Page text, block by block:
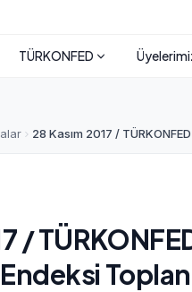
TÜRKONFED
28 Kasım 2017 /
/